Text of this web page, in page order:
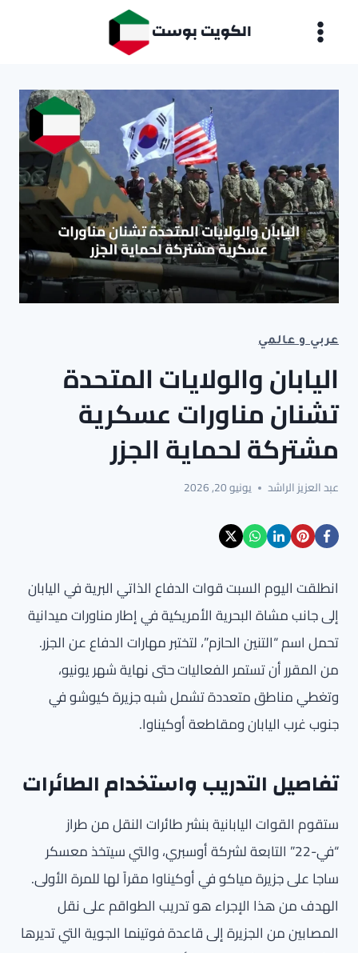
الكويت بوست
عربي و عالمي
اليابان والولايات المتحدة
تشنان مناورات عسكرية
مشتركة لحماية الجزر
عبد العزيز الراشد يونيو 20, 2026
انطلقت اليوم السبت قوات الدفاع الذاتي البرية في اليابان
إلى جانب مشاة البحرية الأمريكية في إطار مناورات ميدانية
تحمل اسم “التنين الحازم”، لتختبر مهارات الدفاع عن الجزر.
من المقرر أن تستمر الفعاليات حتى نهاية شهر يونيو،
وتغطي مناطق متعددة تشمل شبه جزيرة كيوشو في
جنوب غرب اليابان ومقاطعة أوكيناوا.
تفاصيل التدريب واستخدام الطائرات
ستقوم القوات اليابانية بنشر طائرات النقل من طراز
“في-22” التابعة لشركة أوسبري، والتي سيتخذ معسكر
ساجا على جزيرة مياكو في أوكيناوا مقراً لها للمرة الأولى.
الهدف من هذا الإجراء هو تدريب الطواقم على نقل
المصابين من الجزيرة إلى قاعدة فوتينما الجوية التي تديرها